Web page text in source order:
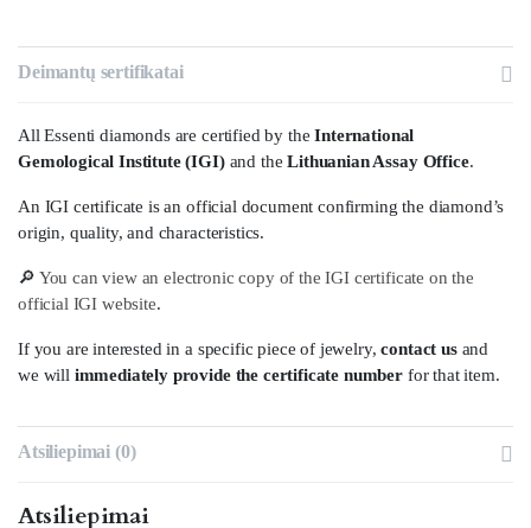
Deimantų sertifikatai
All Essenti diamonds are certified by theInternational
Gemological Institute (IGI)and theLithuanian Assay Office.
An IGI certificate is an official document confirming the diamond’s
origin, quality, and characteristics.
🔎 You can view an electronic copy of the IGI certificate on the
official IGI website.
If you are interested in a specific piece of jewelry,contact usand
we will immediately provide the certificate number for that item.
Atsiliepimai (0)
Atsiliepimai